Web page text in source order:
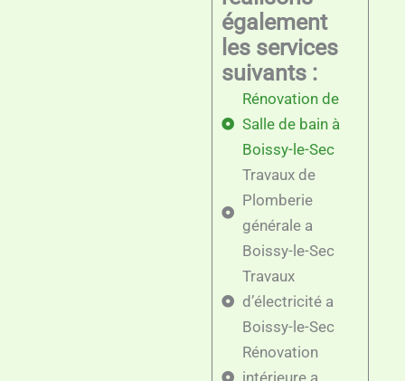
également
les services
suivants :
Rénovation de
Salle de bain à
Boissy-le-Sec
Travaux de
Plomberie
générale a
Boissy-le-Sec
Travaux
d’électricité a
Boissy-le-Sec
Rénovation